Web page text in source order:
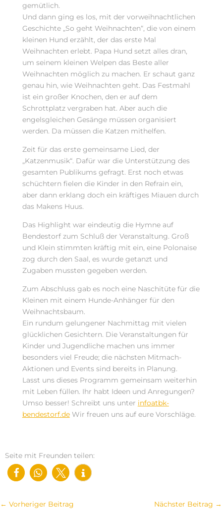
gemütlich.
Und dann ging es los, mit der vorweihnachtlichen
Geschichte „So geht Weihnachten“, die von einem
kleinen Hund erzählt, der das erste Mal
Weihnachten erlebt. Papa Hund setzt alles dran,
um seinem kleinen Welpen das Beste aller
Weihnachten möglich zu machen. Er schaut ganz
genau hin, wie Weihnachten geht. Das Festmahl
ist ein großer Knochen, den er auf dem
Schrottplatz vergraben hat. Aber auch die
engelsgleichen Gesänge müssen organisiert
werden. Da müssen die Katzen mithelfen.
Zeit für das erste gemeinsame Lied, der
„Katzenmusik“. Dafür war die Unterstützung des
gesamten Publikums gefragt. Erst noch etwas
schüchtern fielen die Kinder in den Refrain ein,
aber dann erklang doch ein kräftiges Miauen durch
das Makens Huus.
Das Highlight war eindeutig die Hymne auf
Bendestorf zum Schluß der Veranstaltung. Groß
und Klein stimmten kräftig mit ein, eine Polonaise
zog durch den Saal, es wurde getanzt und
Zugaben mussten gegeben werden.
Zum Abschluss gab es noch eine Naschitüte für die
Kleinen mit einem Hunde-Anhänger für den
Weihnachtsbaum.
Ein rundum gelungener Nachmittag mit vielen
glücklichen Gesichtern. Die Veranstaltungen für
Kinder und Jugendliche machen uns immer
besonders viel Freude; die nächsten Mitmach-
Aktionen und Events sind bereits in Planung.
Lasst uns dieses Programm gemeinsam weiterhin
mit Leben füllen. Ihr habt Ideen und Anregungen?
Umso besser! Schreibt uns unter infoatbk-
bendestorf.deWir freuen uns auf eure Vorschläge.
Seite mit Freunden teilen:
← Vorheriger Beitrag Nächster Beitrag →